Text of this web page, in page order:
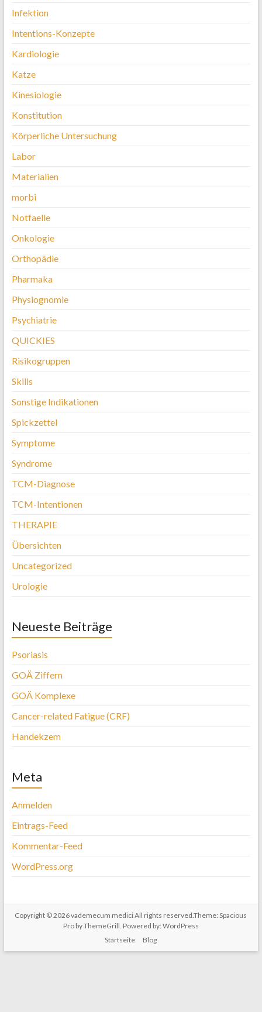
Infektion
Intentions-Konzepte
Kardiologie
Katze
Kinesiologie
Konstitution
Körperliche Untersuchung
Labor
Materialien
morbi
Notfaelle
Onkologie
Orthopädie
Pharmaka
Physiognomie
Psychiatrie
QUICKIES
Risikogruppen
Skills
Sonstige Indikationen
Spickzettel
Symptome
Syndrome
TCM-Diagnose
TCM-Intentionen
THERAPIE
Übersichten
Uncategorized
Urologie
Neueste Beiträge
Psoriasis
GOÄ Ziffern
GOÄ Komplexe
Cancer-related Fatigue (CRF)
Handekzem
Meta
Anmelden
Eintrags-Feed
Kommentar-Feed
WordPress.org
Copyright © 2026vademecum mediciAll rights reserved.Theme:Spacious
Proby ThemeGrill. Powered by: WordPress
Startseite
Blog